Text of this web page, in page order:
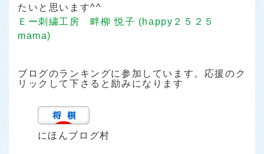
たいと思います^^
Ｅー刺繍工房 畔柳 悦子 (happy２５２５
mama)
ブログのランキングに参加しています。応援のク
リックして下さると励みになります
にほんブログ村